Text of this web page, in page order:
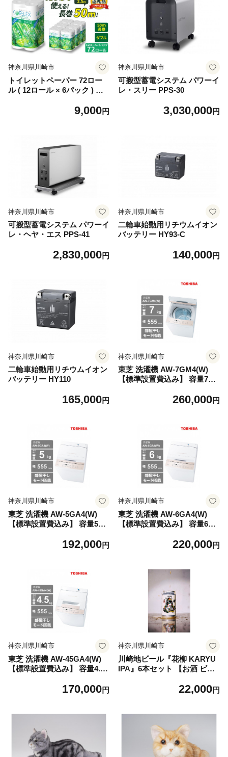
神奈川県川崎市
トイレットペーパー 72ロー
ル ( 12ロール × 6パック ) ダ
リサイクルロール長巻タイプ
イレットペーパー 新生活 生
活雑貨 生活用品 といれっと
ぺーぱー 長持ち 長巻き まと
め 非常 便利 サステナブル エ
コ トイレットペーパー 人気
9,000円
神奈川県川崎市
可搬型蓄電システム パワーイ
レ・スリー PPS-30
3,030,000円
神奈川県川崎市
可搬型蓄電システム パワーイ
レ・ヘヤ・エス PPS-41
2,830,000円
神奈川県川崎市
二輪車始動用リチウムイオン
バッテリー HY93-C
140,000円
神奈川県川崎市
二輪車始動用リチウムイオン
バッテリー HY110
165,000円
神奈川県川崎市
東芝 洗濯機 AW-7GM4(W)
【標準設置費込み】 容量7kg
屋干しモード搭載 Wシャワー
入れ 簡単 全自動洗濯機 家電
奈川県 川崎市
260,000円
神奈川県川崎市
東芝 洗濯機 AW-5GA4(W)
【標準設置費込み】 容量5kg
屋干しモード搭載 Wシャワー
入れ 簡単 全自動洗濯機 家電
奈川県 川崎市
192,000円
神奈川県川崎市
東芝 洗濯機 AW-6GA4(W)
【標準設置費込み】 容量6kg
屋干しモード搭載 Wシャワー
入れ 簡単 全自動洗濯機 家電
おすすめ 人気 TOSHIBA 神
奈川県 川崎市
220,000円
神奈川県川崎市
東芝 洗濯機 AW-45GA4(W)
【標準設置費込み】 容量4.5k
部屋干しモード搭載 Wシャワ
手入れ 簡単 全自動洗濯機 家
電 おすすめ 人気 TOSHIBA
神奈川県 川崎市
170,000円
神奈川県川崎市
川崎地ビール『花柳 KARYU
IPA』6本セット 【お酒 ビー
ビール 神奈川 川崎 高津 二子
ト プレゼント フルーティー
限定品 醸造 ホップ 香り高
22,000円